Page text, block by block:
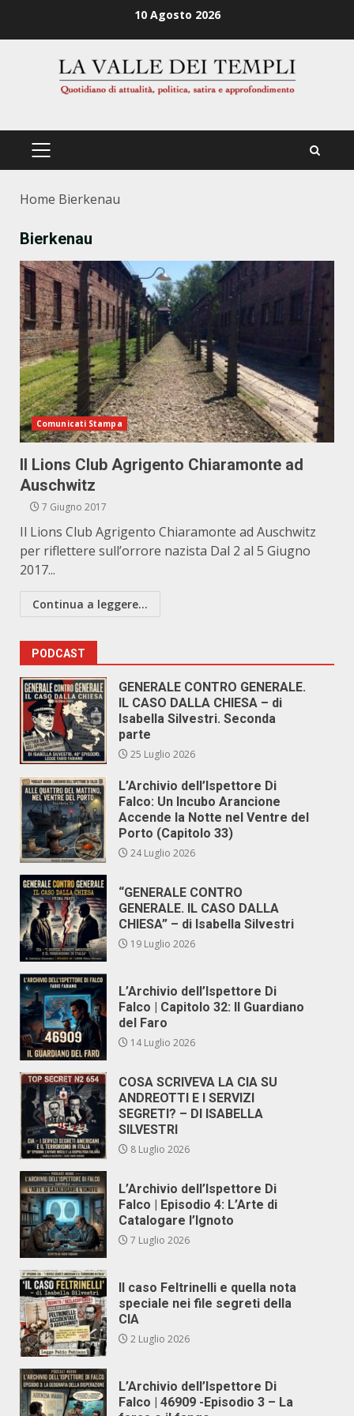
10 Agosto 2026
PRIMÄRES
Home Bierkenau
Bierkenau
Comunicati Stampa
Il Lions Club Agrigento Chiaramonte ad
Auschwitz
7 Giugno 2017
Il Lions Club Agrigento Chiaramonte ad Auschwitz
per riflettere sull’orrore nazista Dal 2 al 5 Giugno
2017...
Continua a leggere...
PODCAST
GENERALE CONTRO GENERALE.
IL CASO DALLA CHIESA – di
Isabella Silvestri. Seconda
parte
25 Luglio 2026
L’Archivio dell’Ispettore Di
Falco: Un Incubo Arancione
Accende la Notte nel Ventre del
Porto (Capitolo 33)
24 Luglio 2026
“GENERALE CONTRO
GENERALE. IL CASO DALLA
CHIESA” – di Isabella Silvestri
19 Luglio 2026
L’Archivio dell’Ispettore Di
Falco | Capitolo 32: Il Guardiano
del Faro
14 Luglio 2026
COSA SCRIVEVA LA CIA SU
ANDREOTTI E I SERVIZI
SEGRETI? – DI ISABELLA
SILVESTRI
8 Luglio 2026
L’Archivio dell’Ispettore Di
Falco | Episodio 4: L’Arte di
Catalogare l’Ignoto
7 Luglio 2026
Il caso Feltrinelli e quella nota
speciale nei file segreti della
CIA
2 Luglio 2026
L’Archivio dell’Ispettore Di
Falco | 46909 -Episodio 3 – La